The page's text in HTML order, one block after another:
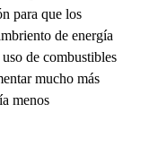
para que los
de energía
de combustibles
mucho más
menos